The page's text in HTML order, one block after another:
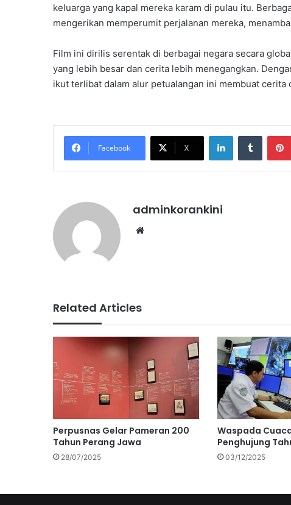
keluarga yang kapal mereka karam di pulau itu.
mengerikan memperumit perjalanan mereka,
Film ini dirilis serentak di berbagai negara secara
yang lebih besar dan cerita lebih menegangkan.
ikut terlibat dalam alur petualangan ini membuat
Facebook X
LinkedInTumblr
adminkorankini
Related Articles
Perpusnas Gelar Pameran 200
Tahun Perang Jawa
28/07/2025
Waspada
Penghujung
03/12/2025